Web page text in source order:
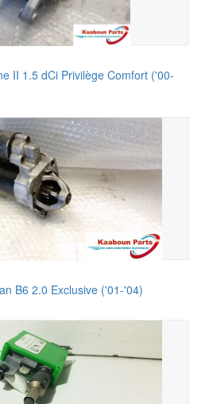
II 1.5 dCi Privilège Comfort ('00-
B6 2.0 Exclusive ('01-'04)